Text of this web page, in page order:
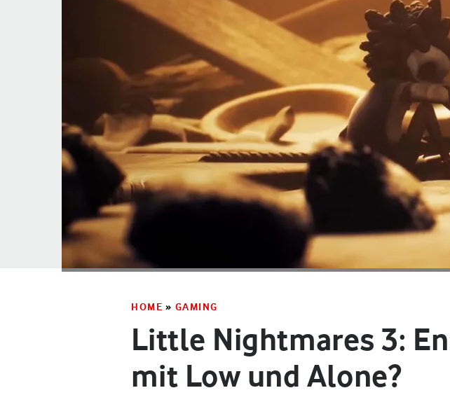
HOME » GAMING
Little Nightmares 3:
mit Low und Alone?